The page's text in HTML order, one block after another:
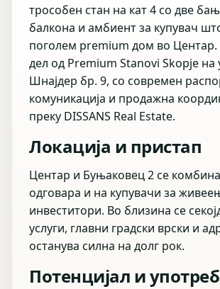
трособен стан на кат 4 со две
балкона и амбиент за купувач
поголем premium дом во Центар.
дел од Premium Stanovi Skopje на
Шнајдер бр. 9, со современ
комуникација и продажна
преку DISSANS Real Estate.
Локација и пристап
Центар и Буњаковец 2 се
одговара и на купувачи за
инвеститори. Во близина се
услуги, главни градски врски и
останува силна на долг рок.
Потенцијал и